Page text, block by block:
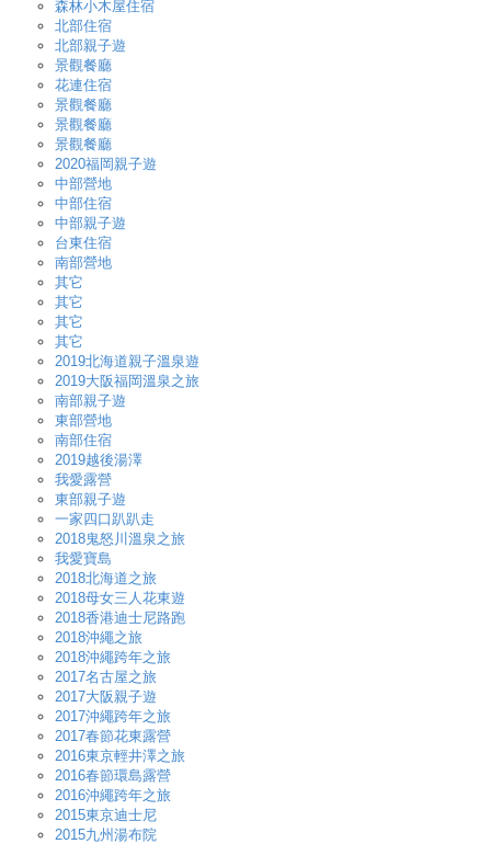
森林小木屋住宿
北部住宿
北部親子遊
景觀餐廳
花連住宿
景觀餐廳
景觀餐廳
景觀餐廳
2020福岡親子遊
中部營地
中部住宿
中部親子遊
台東住宿
南部營地
其它
其它
其它
其它
2019北海道親子溫泉遊
2019大阪福岡溫泉之旅
南部親子遊
東部營地
南部住宿
2019越後湯澤
我愛露營
東部親子遊
一家四口趴趴走
2018鬼怒川溫泉之旅
我愛寶島
2018北海道之旅
2018母女三人花東遊
2018香港迪士尼路跑
2018沖繩之旅
2018沖繩跨年之旅
2017名古屋之旅
2017大阪親子遊
2017沖繩跨年之旅
2017春節花東露營
2016東京輕井澤之旅
2016春節環島露營
2016沖繩跨年之旅
2015東京迪士尼
2015九州湯布院